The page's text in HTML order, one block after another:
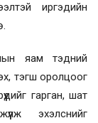
иргэдийн
яам тэдний
тэгш оролцоог
гарган, шат
эхэлснийг